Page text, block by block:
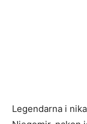
Legendarna i